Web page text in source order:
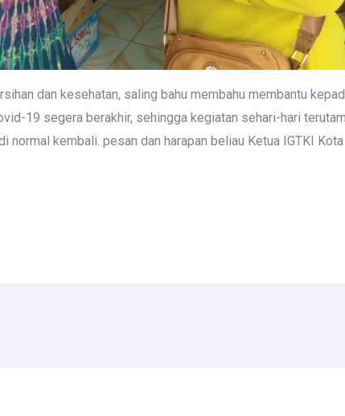
dan kesehatan, saling bahu membahu membantu
19 segera berakhir, sehingga kegiatan sehari-hari
normal kembali. pesan dan harapan beliau Ketua IGTKI Kota